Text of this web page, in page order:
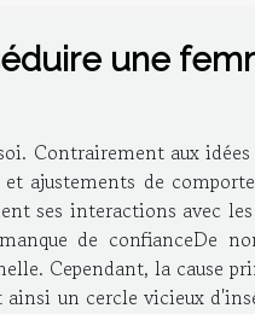
une
Contrairement aux idées
ajustements de
ses interactions avec les
de confianceDe
Cependant, la cause
un cercle vicieux